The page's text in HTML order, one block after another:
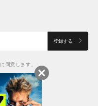
登録する
に同意します。